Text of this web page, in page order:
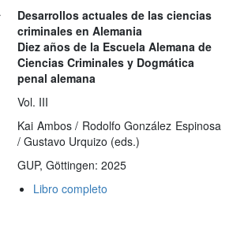
Desarrollos actuales de las ciencias
criminales en Alemania
Diez años de la Escuela Alemana de
Ciencias Criminales y Dogmática
penal alemana
Vol. III
Kai Ambos / Rodolfo González Espinosa
/ Gustavo Urquizo (eds.)
GUP, Göttingen: 2025
Libro completo